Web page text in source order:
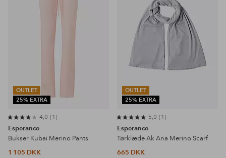
OUTLET
25% EXTRA
4,0 1
Esperance
Bukser Kubai Merino Pants
1 105 DKK
OUTLET
25% EXTRA
5,0 1
Esperance
Tørklæde Ak Ana Merino Scarf
665 DKK